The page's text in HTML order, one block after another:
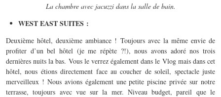
La chambre avec jacuzzi dans la salle de bain.
WEST EAST SUITES :
Deuxième hôtel, deuxième ambiance ! Toujours avec la même envie de
profiter d’un bel hôtel (je me répète ?!), nous avons adoré nos trois
dernières nuits la bas. Vous le verrez également dans le Vlog mais dans cet
hôtel, nous étions directement face au coucher de soleil, spectacle juste
merveilleux ! Nous avions également une petite piscine privée sur notre
terrasse, toujours avec vue sur la mer. Niveau budget, pareil que le